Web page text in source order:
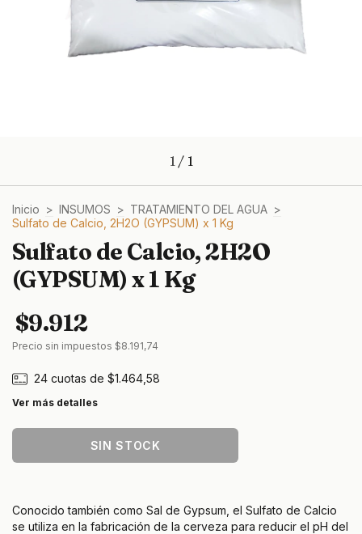
1/ 1
Inicio > INSUMOS > TRATAMIENTO DEL AGUA >
Sulfato de Calcio, 2H2O (GYPSUM) x 1 Kg
Sulfato de Calcio, 2H2O
(GYPSUM) x 1 Kg
$9.912
Precio sin impuestos $8.191,74
24 cuotas de $1.464,58
Ver más detalles
Conocido también como Sal de Gypsum, el Sulfato de Calcio
se utiliza en la fabricación de la cerveza para reducir el pH del